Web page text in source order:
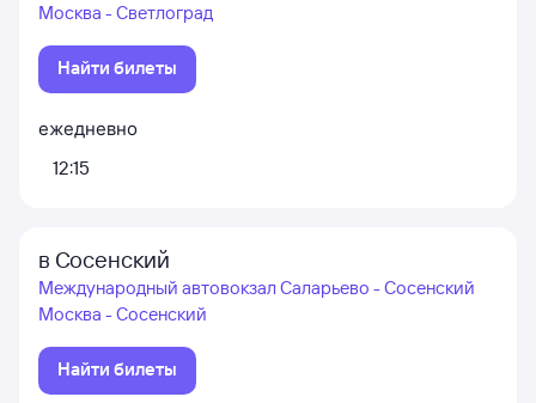
Москва - Светлоград
Найти билеты
ежедневно
12:15
в Сосенский
Международный автовокзал Саларьево - Сосенский
Москва - Сосенский
Найти билеты